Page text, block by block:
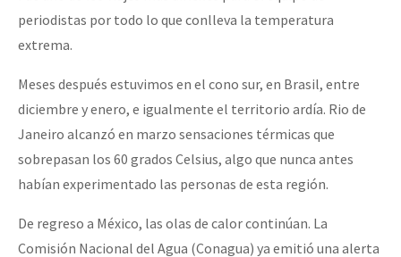
periodistas por todo lo que conlleva la temperatura
extrema.
Meses después estuvimos en el cono sur, en Brasil, entre
diciembre y enero, e igualmente el territorio ardía. Rio de
Janeiro alcanzó en marzo sensaciones térmicas que
sobrepasan los 60 grados Celsius, algo que nunca antes
habían experimentado las personas de esta región.
De regreso a México, las olas de calor continúan. La
Comisión Nacional del Agua (Conagua) ya emitió una alerta